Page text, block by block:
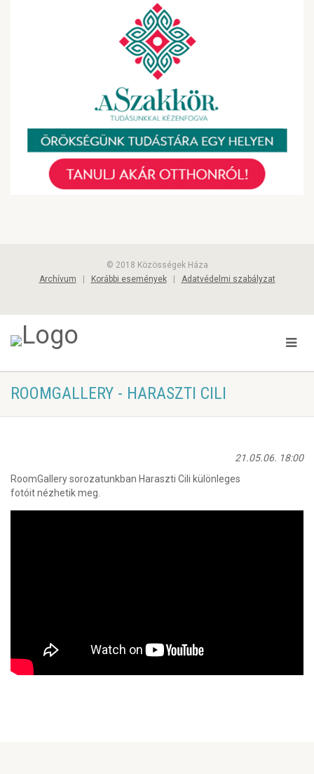
© 2018 Közösségek Háza
Archívum
Korábbi események| Adatvédelmi szabályzat
ROOMGALLERY - HARASZTI CILI
21.05.06. 18:00
RoomGallery sorozatunkban Haraszti Cili különleges
fotóit nézhetik meg.